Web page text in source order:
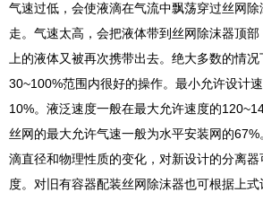
气速过低，会使液滴在气流中飘荡穿过丝网
走。气速太高，会把液体带到丝网除沫器顶
上的液体又被再次携带出去。绝大多数的情
30~100%范围内很好的操作。最小允许设计
10%。液泛速度一般在最大允许速度的
丝网的最大允许气速一般为水平安装网的
滴直径和物理性质的变化，对新设计的分离
度。对旧有容器配装丝网除沫器也可根据上